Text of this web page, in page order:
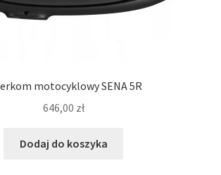
motocyklowy SENA 5R
646,00 zł
Dodaj do koszyka